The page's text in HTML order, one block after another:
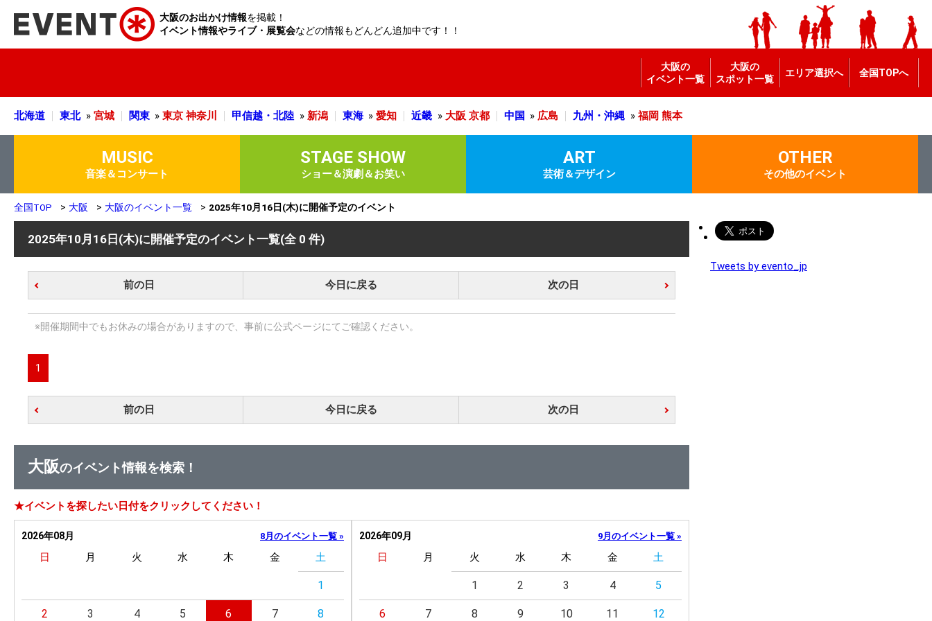
大阪のお出かけ情報を掲載！
イベント情報やライブ・展覧会などの情報もどんどん追加中です！！
大阪の
イベント一覧
大阪の
スポット一覧
エリア選択へ 全国TOPへ
北海道 東北 » 宮城 関東 » 東京 神奈川 甲信越・北陸 » 新潟 東海 » 愛知 近畿 » 大阪 京都 中国 » 広島 九州・沖縄 » 福岡 熊本
MUSIC
音楽＆コンサート
STAGE SHOW
ショー＆演劇＆お笑い
ART
芸術＆デザイン
OTHER
その他のイベント
全国TOP 大阪 大阪のイベント一覧 2025年10月16日(木)に開催予定のイベント
2025年10月16日(木)に開催予定のイベント一覧(全 0 件)
前の日 今日に戻る 次の日
※開催期間中でもお休みの場合がありますので、事前に公式ページにてご確認ください。
1
前の日 今日に戻る 次の日
大阪のイベント情報を検索！
★イベントを探したい日付をクリックしてください！
2026年08月 8月のイベント一覧 »
日 月 火 水 木 金 土
1
2 3 4 5 6 7 8
2026年09月 9月のイベント一覧 »
日 月 火 水 木 金 土
1 2 3 4 5
6 7 8 9 10 11 12
Tweets by evento_jp